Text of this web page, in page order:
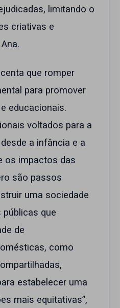
limitando o
criativas e
que romper
para promover
educacionais.
voltados para a
a infância e a
os impactos das
são passos
uma sociedade
que
de
como
estabelecer uma
mais equitativas”,